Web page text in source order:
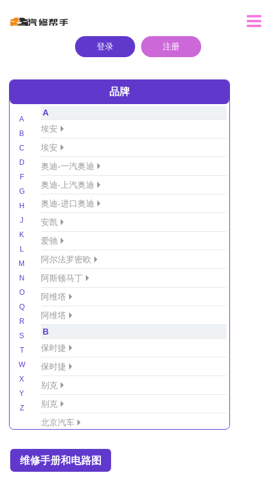
登录 注册
品牌
A
B
C
D
F
G
H
J
K
L
M
N
O
Q
R
S
T
W
X
Y
Z
A
埃安
埃安
奥迪-一汽奥迪
奥迪-上汽奥迪
奥迪-进口奥迪
安凯
爱驰
阿尔法罗密欧
阿斯顿马丁
阿维塔
阿维塔
B
保时捷
保时捷
别克
别克
北京汽车
北京越野车
维修手册和电路图